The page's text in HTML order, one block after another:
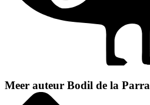
Meer auteur Bodil de la Parra